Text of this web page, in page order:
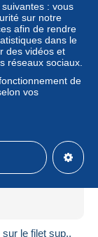
Professionnel
le filet sup.,
: vous
sur notre
afin de rendre
dans le
des vidéos et
réseaux sociaux.
de
vos